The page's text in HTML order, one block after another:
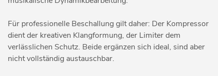
Für professionelle Beschallung gilt daher: Der Kompressor
dient der kreativen Klangformung, der Limiter dem
verlässlichen Schutz. Beide ergänzen sich ideal, sind aber
nicht vollständig austauschbar.